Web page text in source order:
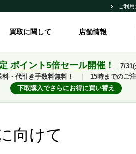
ご利用
買取に関して 店舗情報
ポイント5倍セール開催！
7/31(
・代引き手数料無料！
15時までのご
下取購入でさらにお得に買い替え
向けて